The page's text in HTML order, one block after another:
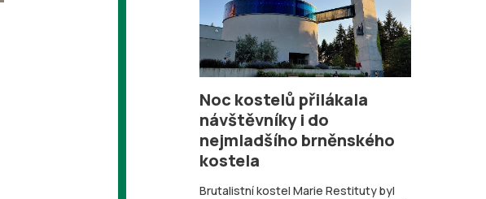
Noc kostelů přilákala
návštěvníky i do
nejmladšího brněnského
kostela
Brutalistní kostel Marie Restituty byl